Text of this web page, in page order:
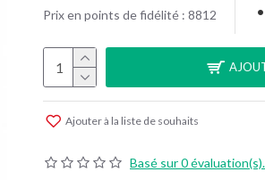
Basé sur 0 évaluation(s).
Prix en points de fidélité : 8812
Ajouter à la liste de souhaits